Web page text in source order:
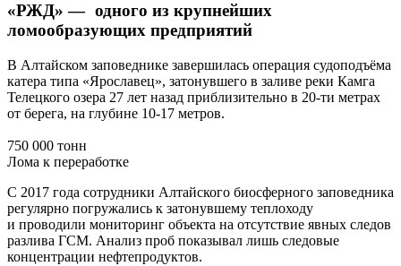
«РЖД» — одного из крупнейших
ломообразующих предприятий
В Алтайском заповеднике завершилась операция судоподъёма
катера типа «Ярославец», затонувшего в заливе реки Камга
Телецкого озера 27 лет назад приблизительно в 20-ти метрах
от берега, на глубине 10-17 метров.
750 000 тонн
Лома к переработке
С 2017 года сотрудники Алтайского биосферного заповедника
регулярно погружались к затонувшему теплоходу
и проводили мониторинг объекта на отсутствие явных следов
разлива ГСМ. Анализ проб показывал лишь следовые
концентрации нефтепродуктов.